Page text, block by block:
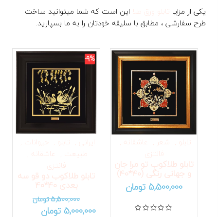
یکی از مزایا تابلو ورق طلا این است که شما میتوانید ساخت
طرح سفارشی ، مطابق با سلیقه خودتان را به ما بسپارید.
موجود است
تابلو شعر
عاشقانه
فانتزی
تابلو طلاکوب تو مرا جان
و جهانی رنگی (40*40)
5,500,000 تومان
نمره0از 5
-9%
موجود است
ایرانی تابلو
حیوانات
طبیعت
عاشقانه
فانتزی
تابلو طلاکوب دو قو سه
بعدی 40*40
5,500,000تومان
5,000,000 تومان